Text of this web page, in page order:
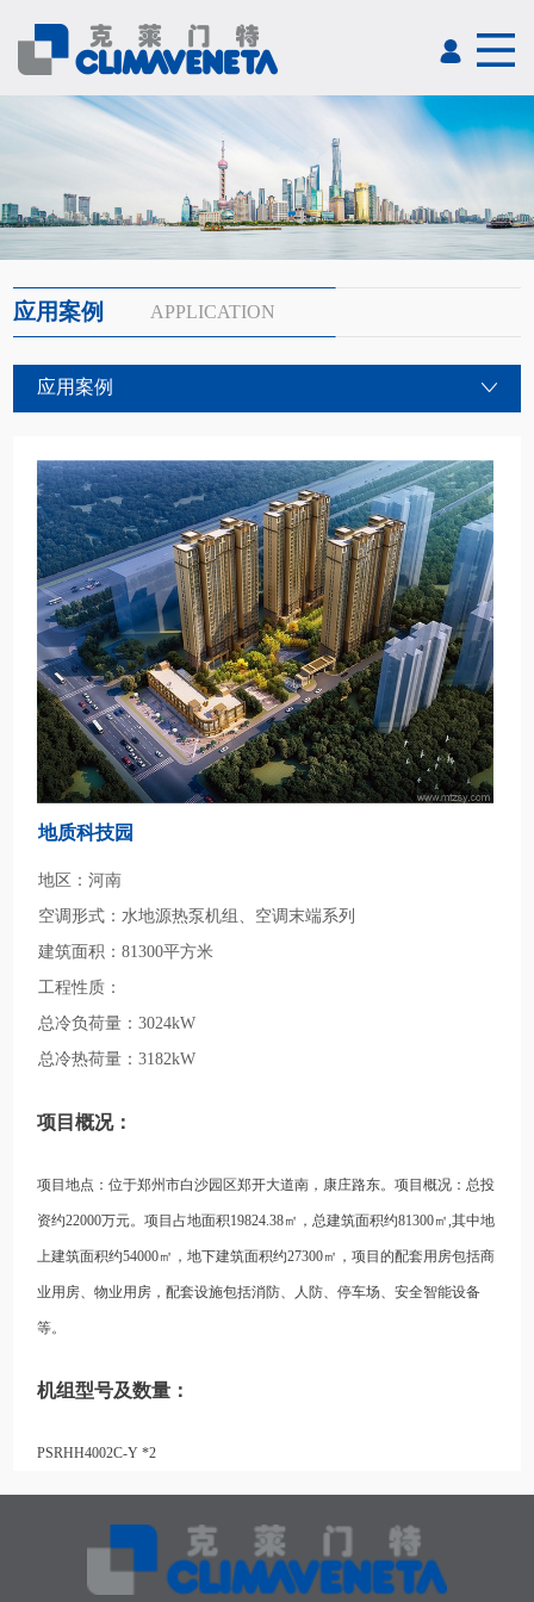
应用案例 APPLICATION
应用案例
地质科技园
地区：河南
空调形式：水地源热泵机组、空调末端系列
建筑面积：81300平方米
工程性质：
总冷负荷量：3024kW
总冷热荷量：3182kW
项目概况：
项目地点：位于郑州市白沙园区郑开大道南，康庄路东。项目概况：总投
资约22000万元。项目占地面积19824.38㎡，总建筑面积约81300㎡,其中地
上建筑面积约54000㎡，地下建筑面积约27300㎡，项目的配套用房包括商
业用房、物业用房，配套设施包括消防、人防、停车场、安全智能设备
等。
机组型号及数量：
PSRHH4002C-Y *2